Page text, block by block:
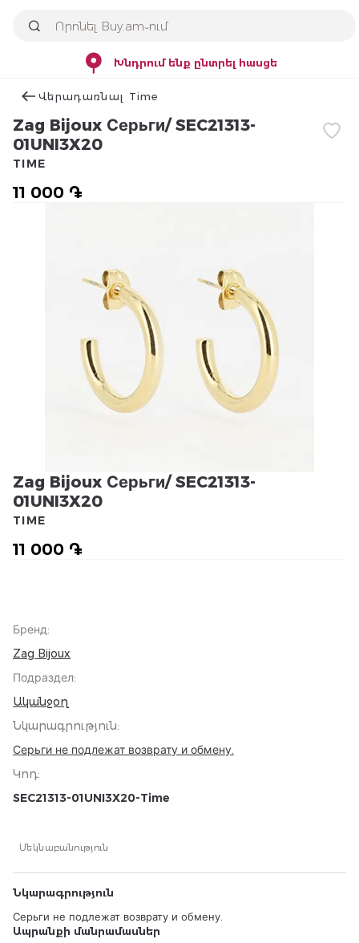
Խնդրում ենք ընտրել հասցե
Վերադառնալ Time
Zag Bijoux Серьги/ SEC21313-
01UNI3X20
11 000 ֏
TIME
Zag Bijoux Серьги/ SEC21313-
01UNI3X20
11 000 ֏
TIME
Бренд:
Zag Bijoux
Подраздел:
Ականջօղ
Նկարագրություն:
Серьги не подлежат возврату и обмену.
Կոդ:
SEC21313-01UNI3X20-Time
Մեկնաբանություն
Նկարագրություն
Серьги не подлежат возврату и обмену.
Ապրանքի մանրամասներ